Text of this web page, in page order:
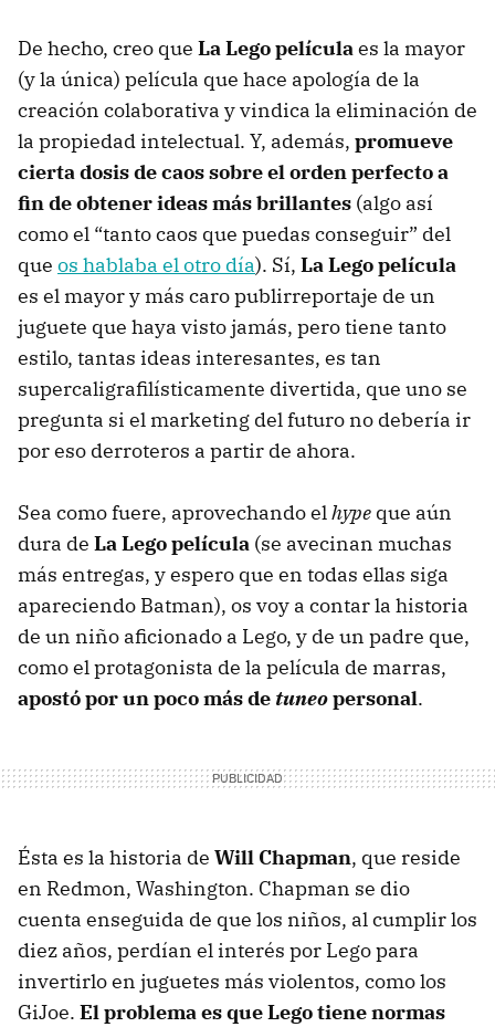
De hecho, creo que La Lego películaes la mayor
(y la única) película que hace apología de la
creación colaborativa y vindica la eliminación de
la propiedad intelectual. Y, además, promueve
cierta dosis de caos sobre el orden perfecto a
fin de obtener ideas más brillantes (algo así
como el “tanto caos que puedas conseguir” del
que os hablaba el otro día). Sí, La Lego película
es el mayor y más caro publirreportaje de un
juguete que haya visto jamás, pero tiene tanto
estilo, tantas ideas interesantes, es tan
supercaligrafilísticamente divertida, que uno se
pregunta si el marketing del futuro no debería ir
por eso derroteros a partir de ahora.
Sea como fuere, aprovechando elhype que aún
dura de La Lego película (se avecinan muchas
más entregas, y espero que en todas ellas siga
apareciendo Batman), os voy a contar la historia
de un niño aficionado a Lego, y de un padre que,
como el protagonista de la película de marras,
apostó por un poco más de tuneopersonal.
Ésta es la historia de Will Chapman, que reside
en Redmon, Washington. Chapman se dio
cuenta enseguida de que los niños, al cumplir los
diez años, perdían el interés por Lego para
invertirlo en juguetes más violentos, como los
GiJoe. El problema es que Lego tiene normas